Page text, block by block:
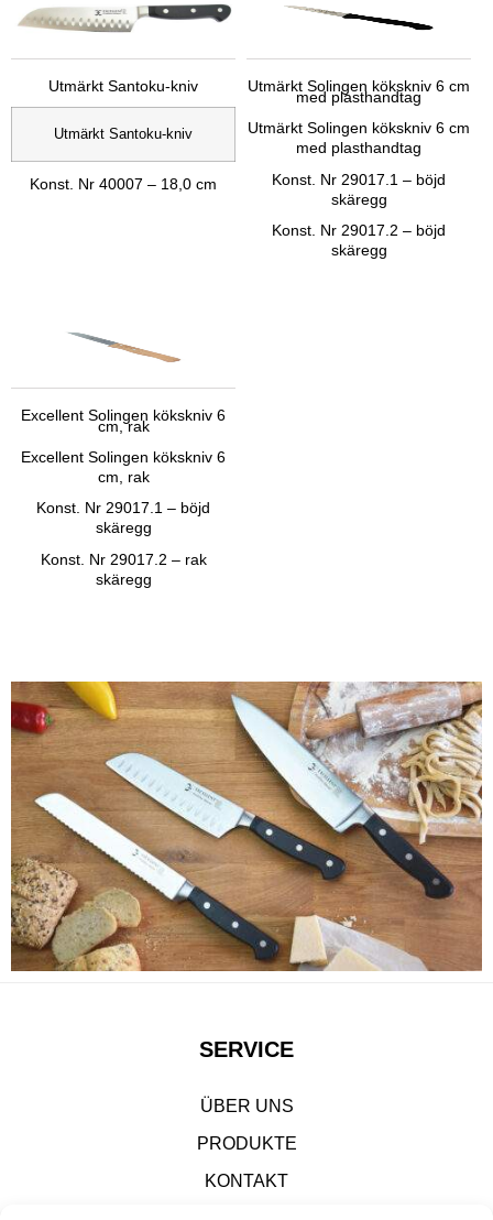
Utmärkt Santoku-kniv
Utmärkt Santoku-kniv
Konst. Nr 40007 – 18,0 cm
Utmärkt Solingen kökskniv 6 cm
med plasthandtag
Utmärkt Solingen kökskniv 6 cm
med plasthandtag
Konst. Nr 29017.1 – böjd
skäregg
Konst. Nr 29017.2 – böjd
skäregg
Excellent Solingen kökskniv 6
cm, rak
Excellent Solingen kökskniv 6
cm, rak
Konst. Nr 29017.1 – böjd
skäregg
Konst. Nr 29017.2 – rak
skäregg
SERVICE
ÜBER UNS
PRODUKTE
KONTAKT